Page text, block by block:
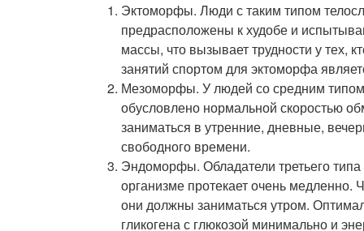
Эктоморфы. Люди с таким типом
предрасположены к худобе и
массы, что вызывает трудности у тех,
занятий спортом для эктоморфа
Мезоморфы. У людей со средним типом
обусловлено нормальной скоростью
заниматься в утренние, дневные,
свободного времени.
Эндоморфы. Обладатели третьего
организме протекает очень
они должны заниматься утром.
гликогена с глюкозой минимально и